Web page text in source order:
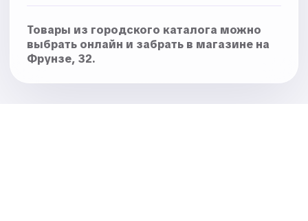
Товары из городского каталога можно
выбрать онлайн и забрать в магазине на
Фрунзе, 32.